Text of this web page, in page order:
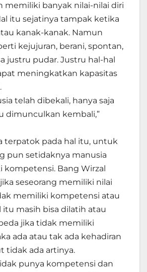
memiliki banyak nilai-nilai diri
itu sejatinya tampak ketika
kanak-kanak. Namun
kejujuran, berani, spontan,
justru pudar. Justru hal-hal
meningkatkan kapasitas
telah dibekali, hanya saja
dimunculkan kembali,”
terpatok pada hal itu, untuk
pun setidaknya manusia
Bang Wirzal
seseorang memiliki nilai
memiliki kompetensi atau
itu masih bisa dilatih atau
jika tidak memiliki
ada atau tak ada kehadiran
tidak ada artinya.
punya kompetensi dan